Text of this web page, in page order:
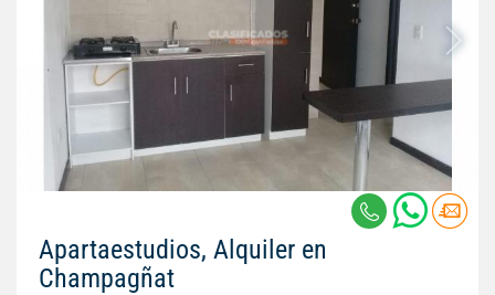
Apartaestudios, Alquiler en
Champagñat